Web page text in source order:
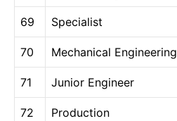
69 Specialist
70 Mechanical Engineering
71 Junior Engineer
72 Production